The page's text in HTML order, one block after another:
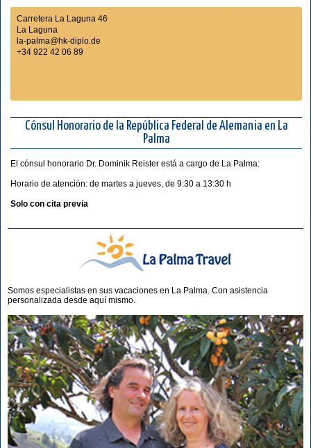
Carretera La Laguna 46
La Laguna
la-palma@hk-diplo.de
+34 922 42 06 89
Cónsul Honorario de la República Federal de Alemania en La
Palma
El cónsul honorario Dr. Dominik Reister está a cargo de La Palma:
Horario de atención: de martes a jueves, de 9:30 a 13:30 h
Solo con cita previa
Somos especialistas en sus vacaciones en La Palma. Con asistencia
personalizada desde aquí mismo.